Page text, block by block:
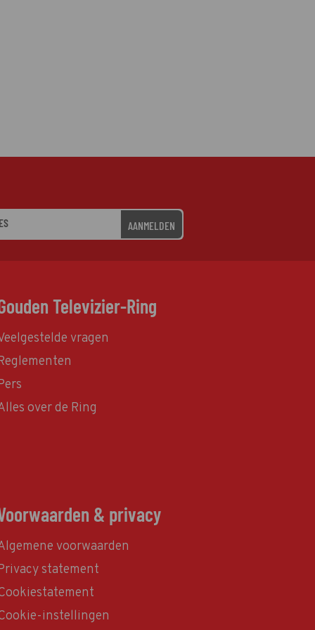
AANMELDEN
Televizier-Ring
vragen
over de Ring
& privacy
voorwaarden
statement
instellingen